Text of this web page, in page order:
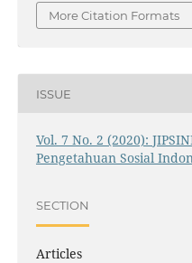
More Citation Formats
ISSUE
Vol. 7 No. 2 (2020):
Pengetahuan Sosial
SECTION
Articles